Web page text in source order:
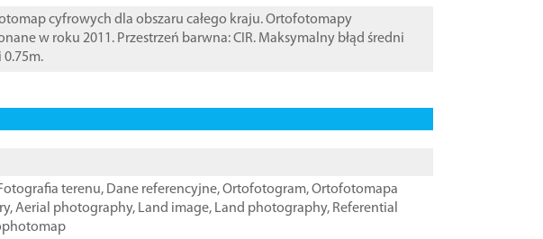
cyfrowych dla obszaru całego kraju. Ortofotomapy
w roku 2011. Przestrzeń barwna: CIR. Maksymalny błąd średni
terenu, Dane referencyjne,Ortofotogram,Ortofotomapa
,Aerial photography, Land image, Land photography, Referential